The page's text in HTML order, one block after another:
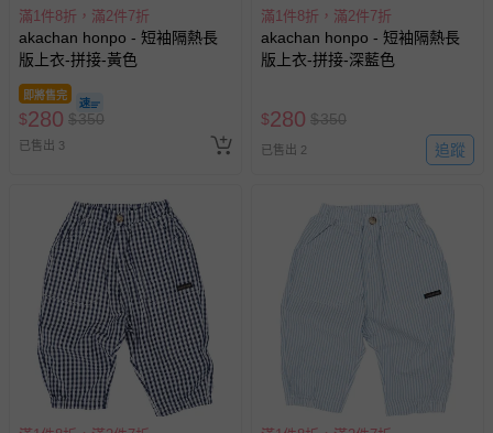
滿1件8折，滿2件7折
akachan honpo - 短袖隔熱長
版上衣-拼接-黃色
即將售完
$280 $350
已售出 3
滿1件8折，滿2件7折
akachan honpo - 短袖隔熱長
版上衣-拼接-深藍色
$280 $350
已售出 2 追蹤